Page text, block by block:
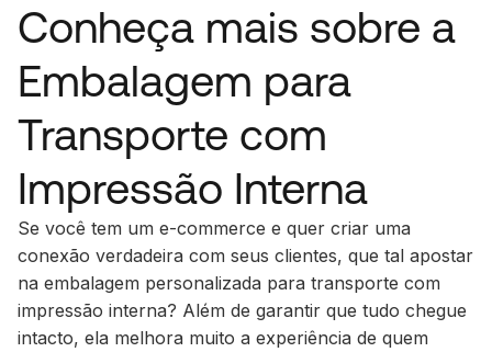
Conheça mais sobre a
Embalagem para
Transporte com
Impressão Interna
Se você tem um e-commerce e quer criar uma
conexão verdadeira com seus clientes, que tal apostar
na embalagem personalizada para transporte com
impressão interna? Além de garantir que tudo chegue
intacto, ela melhora muito a experiência de quem